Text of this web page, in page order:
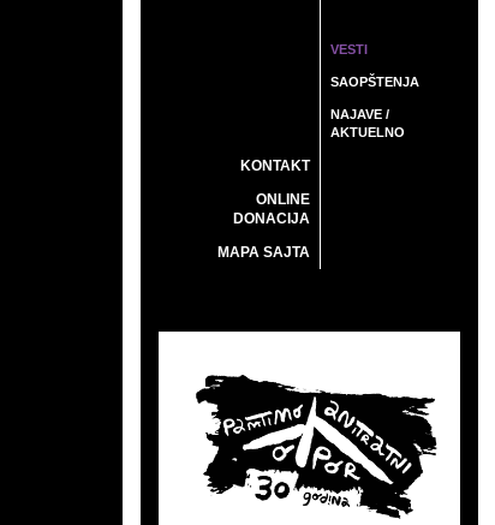
VESTI
SAOPŠTENJA
NAJAVE /
AKTUELNO
KONTAKT
ONLINE
DONACIJA
MAPA SAJTA